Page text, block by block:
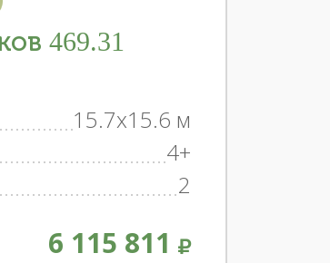
469.31
15.7x15.6 м
4+
2
6 115 811